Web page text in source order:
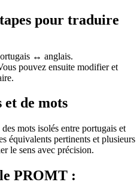
pour traduire
↔ anglais.
pouvez ensuite modifier et
de mots
mots isolés entre portugais et
équivalents pertinents et plusieurs
le sens avec précision.
PROMT :